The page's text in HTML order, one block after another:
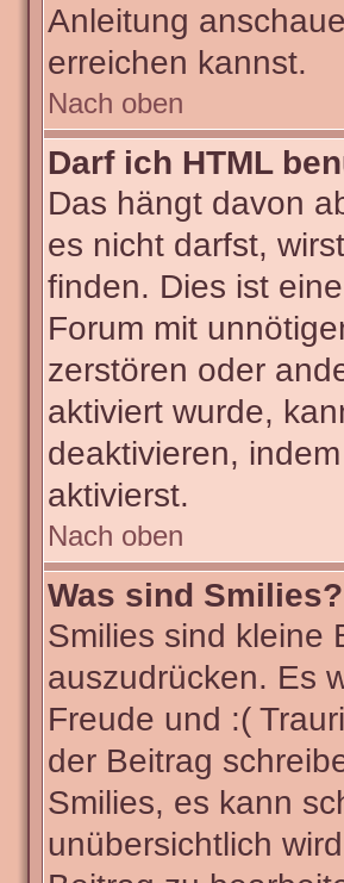
Anleitung
erreichen kannst.
Nach oben
Darf ich HTML
Das hängt davon
es nicht darfst,
finden. Dies ist eine
Forum mit
zerstören oder
aktiviert wurde,
deaktivieren,
aktivierst.
Nach oben
Was sind Smilies?
Smilies sind kleine
auszudrücken. Es
Freude und :(
der Beitrag
Smilies, es kann
unübersichtlich